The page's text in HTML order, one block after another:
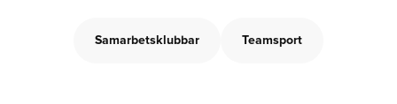
Samarbetsklubbar Teamsport